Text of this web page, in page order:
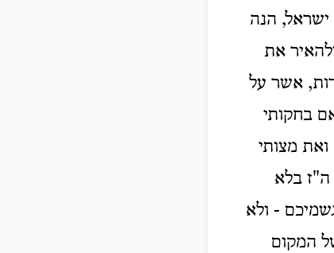
ישראל, הנה
את
אשר על
בחקותי
מצותי
בלא
- ולא
המקום